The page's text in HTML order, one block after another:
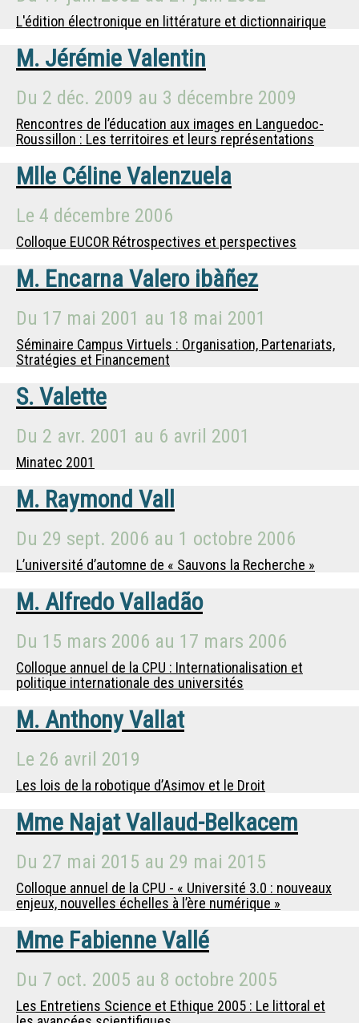
L'édition électronique en littérature et dictionnairique
M. Jérémie Valentin
Du 2 déc. 2009 au 3 décembre 2009
Rencontres de l’éducation aux images en Languedoc-
Roussillon : Les territoires et leurs représentations
Mlle Céline Valenzuela
Le 4 décembre 2006
Colloque EUCOR Rétrospectives et perspectives
M. Encarna Valero ibàñez
Du 17 mai 2001 au 18 mai 2001
Séminaire Campus Virtuels : Organisation, Partenariats,
Stratégies et Financement
S. Valette
Du 2 avr. 2001 au 6 avril 2001
Minatec 2001
M. Raymond Vall
Du 29 sept. 2006 au 1 octobre 2006
L’université d’automne de « Sauvons la Recherche »
M. Alfredo Valladão
Du 15 mars 2006 au 17 mars 2006
Colloque annuel de la CPU : Internationalisation et
politique internationale des universités
M. Anthony Vallat
Le 26 avril 2019
Les lois de la robotique d’Asimov et le Droit
Mme Najat Vallaud-Belkacem
Du 27 mai 2015 au 29 mai 2015
Colloque annuel de la CPU - « Université 3.0 : nouveaux
enjeux, nouvelles échelles à l’ère numérique »
Mme Fabienne Vallé
Du 7 oct. 2005 au 8 octobre 2005
Les Entretiens Science et Ethique 2005 : Le littoral et